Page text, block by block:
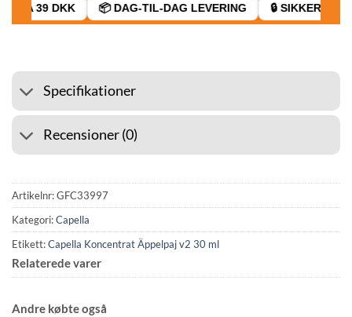
39 DKK 📦 DAG-TIL-DAG LEVERING 🔒 SIKKER
Specifikationer
Recensioner (0)
Artikelnr:GFC33997
Kategori:Capella
Etikett:Capella Koncentrat Äppelpaj v2 30 ml
Relaterede varer
Andre købte også